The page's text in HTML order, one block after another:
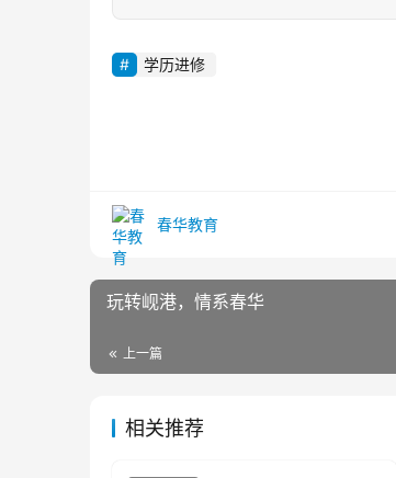
学历进修
春华教育
玩转岘港，情系春华
上一篇
相关推荐